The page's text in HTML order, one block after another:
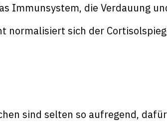
Immunsystem, die Verdauung
normalisiert sich der
sind selten so aufregend,